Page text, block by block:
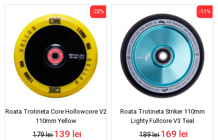
Roata Trotineta Core Hollowcore V2
110mm Yellow
179 lei
-22%
139 lei
Roata Trotineta Striker 110mm
Lighty Fullcore V3 Teal
189 lei
-11%
169 lei